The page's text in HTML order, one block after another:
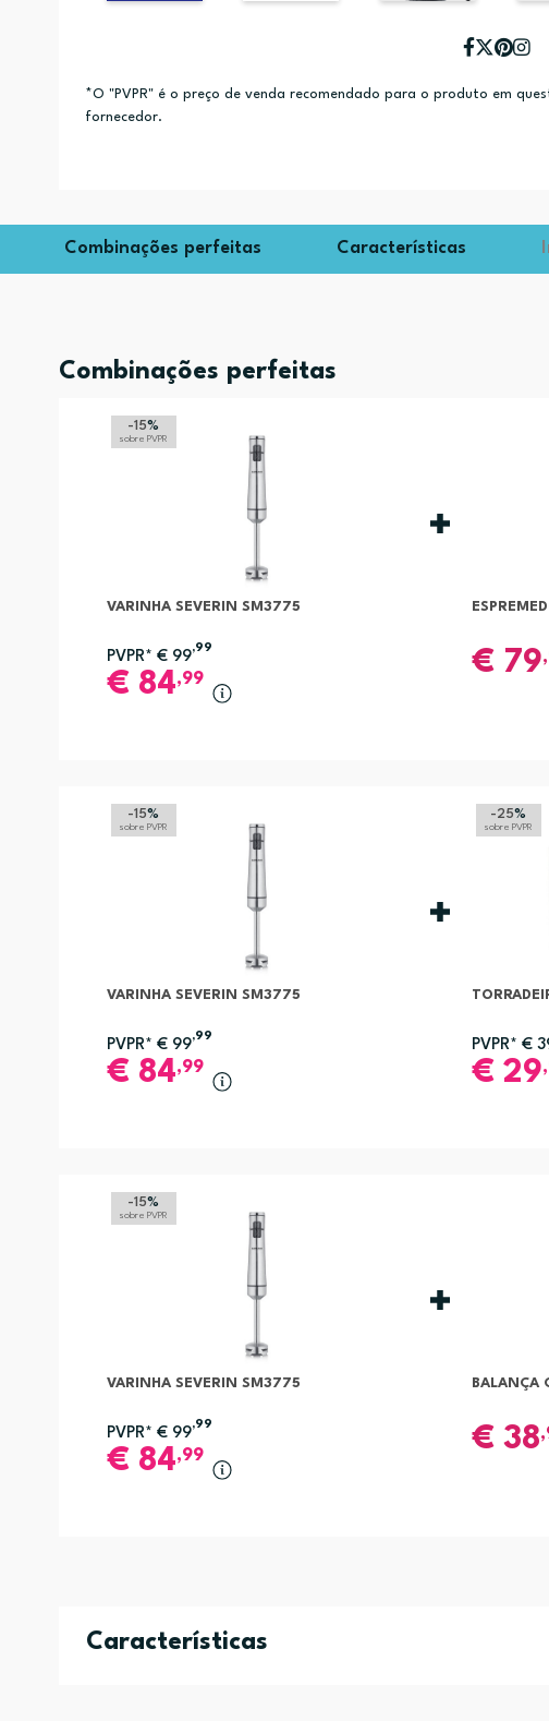
*O "PVPR" é o preço de venda recomendado para o produto em
fornecedor.
Combinações perfeitas Características
Combinações perfeitas
-15%
sobre PVPR
VARINHA SEVERIN SM3775
PVPR* € 99
,99
€ 84,99 € 79
-15%
sobre PVPR
VARINHA SEVERIN SM3775
PVPR* € 99
,99
€ 84,99
-25%
sobre PVPR
PVPR* €
€ 29
-15%
sobre PVPR
VARINHA SEVERIN SM3775
PVPR* € 99
,99
€ 84,99
BALANÇA
€ 38
Características